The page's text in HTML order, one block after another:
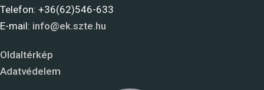
Telefon: +36(62)546-633
E-mail: info@ek.szte.hu
Oldaltérkép
Adatvédelem